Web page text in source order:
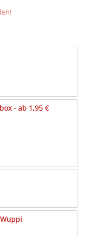
- ab 1,95 €